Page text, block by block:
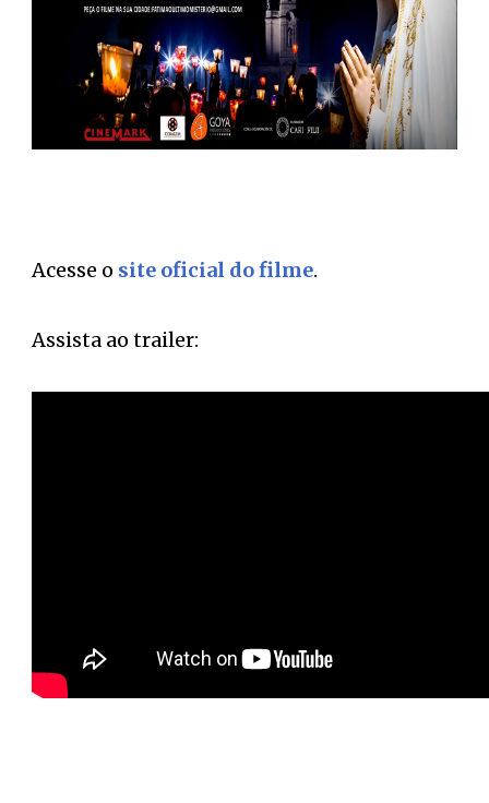
Acesse o site oficial do filme.
Assista ao trailer: